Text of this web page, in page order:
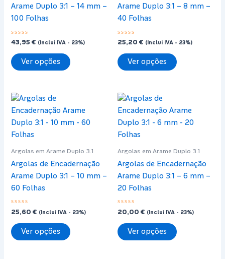
Arame Duplo 3:1 – 14 mm –
100 Folhas
Avaliação
de
5
43,95€ (Inclui IVA - 23%)
Ver opções
product
The
options
be
chosen
on
page
Arame Duplo 3:1 – 8 mm –
40 Folhas
Avaliação
de
5
25,20 € (Inclui IVA - 23%)
Ver opções
product
The
options
be
chosen
on
page
Argolas em Arame Duplo 3.1
Argolas de Encadernação
Arame Duplo 3:1 – 10 mm –
60 Folhas
Avaliação
0
de
5
25,60€ (Inclui IVA - 23%)
Ver opções
product
Argolas em Arame Duplo 3.1
Argolas de Encadernação
Arame Duplo 3:1 – 6 mm –
20 Folhas
Avaliação
0
de
5
20,00 € (Inclui IVA - 23%)
Ver opções
product